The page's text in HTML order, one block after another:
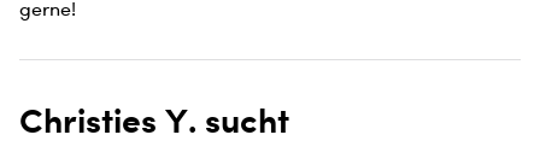
gerne!
Christies Y. sucht